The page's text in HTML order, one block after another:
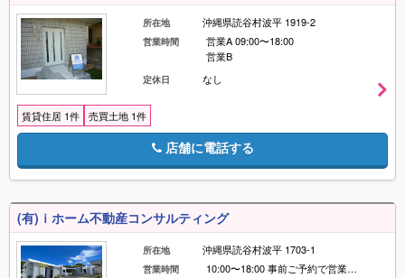
所在地 沖縄県読谷村波平 1919-2
営業時間
営業A 09:00〜18:00
営業B
定休日 なし
賃貸住居 1件 売買土地 1件
店舗に電話する
(有)ｉホーム不動産コンサルティング
所在地 沖縄県読谷村波平 1703-1
営業時間 10:00〜18:00 事前ご予約で営業時間外でもご相談応じます。（日程調整有り）